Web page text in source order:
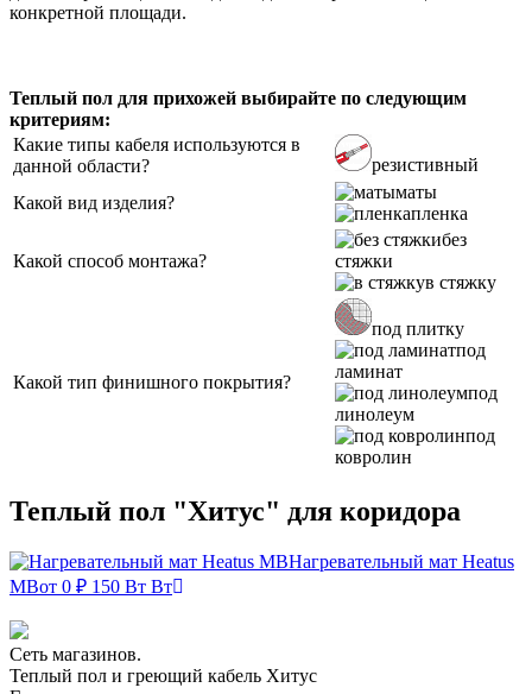
конкретной площади.
Теплый пол для прихожей выбирайте по следующим
критериям:
Какие типы кабеля используются в
данной области?
резистивный
Какой вид изделия?
маты
пленка
Какой способ монтажа?
без
стяжки
в стяжку
Какой тип финишного покрытия?
под плитку
под
ламинат
под
линолеум
под
ковролин
Теплый пол "Хитус" для коридора
Нагревательный мат Heatus
MBот 0 ₽ 150 Вт Вт
Сеть магазинов.
Теплый пол и греющий кабель Хитус